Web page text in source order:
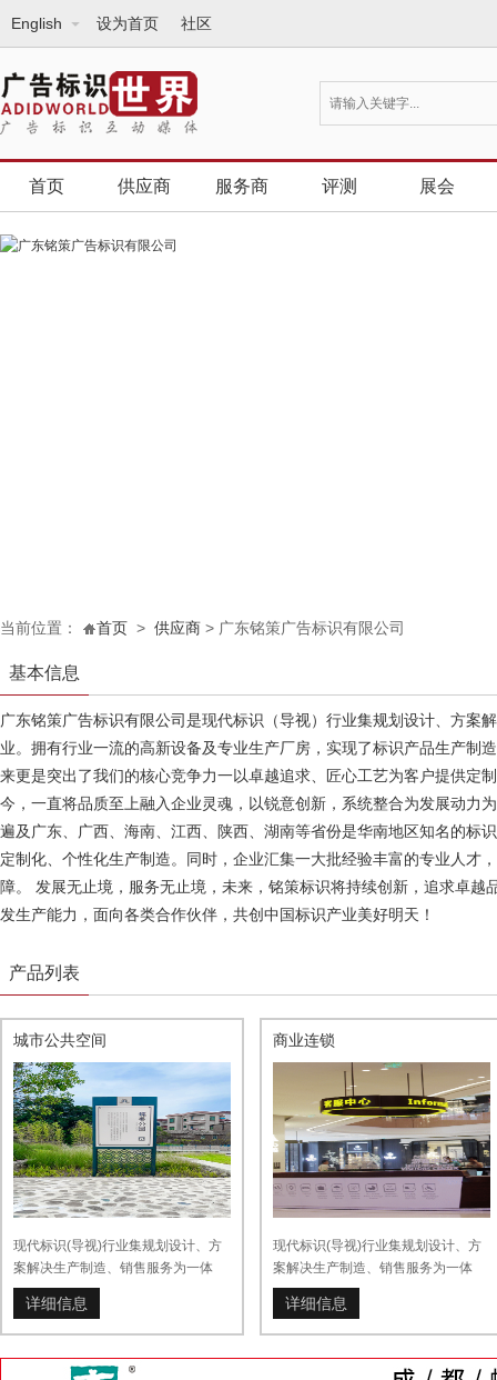
English 设为首页 社区
首页 供应商 服务商 评测 展会
当前位置： 首页 > 供应商 > 广东铭策广告标识有限公司
基本信息
广东铭策广告标识有限公司是现代标识（导视）行业集规划设计、方案
业。拥有行业一流的高新设备及专业生产厂房，实现了标识产品生产制
来更是突出了我们的核心竞争力一以卓越追求、匠心工艺为客户提供定
今，一直将品质至上融入企业灵魂，以锐意创新，系统整合为发展动力
遍及广东、广西、海南、江西、陕西、湖南等省份是华南地区知名的标
定制化、个性化生产制造。同时，企业汇集一大批经验丰富的专业人才
障。 发展无止境，服务无止境，未来，铭策标识将持续创新，追求卓越
发生产能力，面向各类合作伙伴，共创中国标识产业美好明天！
产品列表
城市公共空间
现代标识(导视)行业集规划设计、方
案解决生产制造、销售服务为一体
详细信息
商业连锁
现代标识(导视)行业集规划设计、方
案解决生产制造、销售服务为一体
详细信息